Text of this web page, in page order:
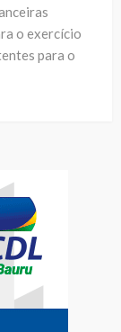
o exercício
para o